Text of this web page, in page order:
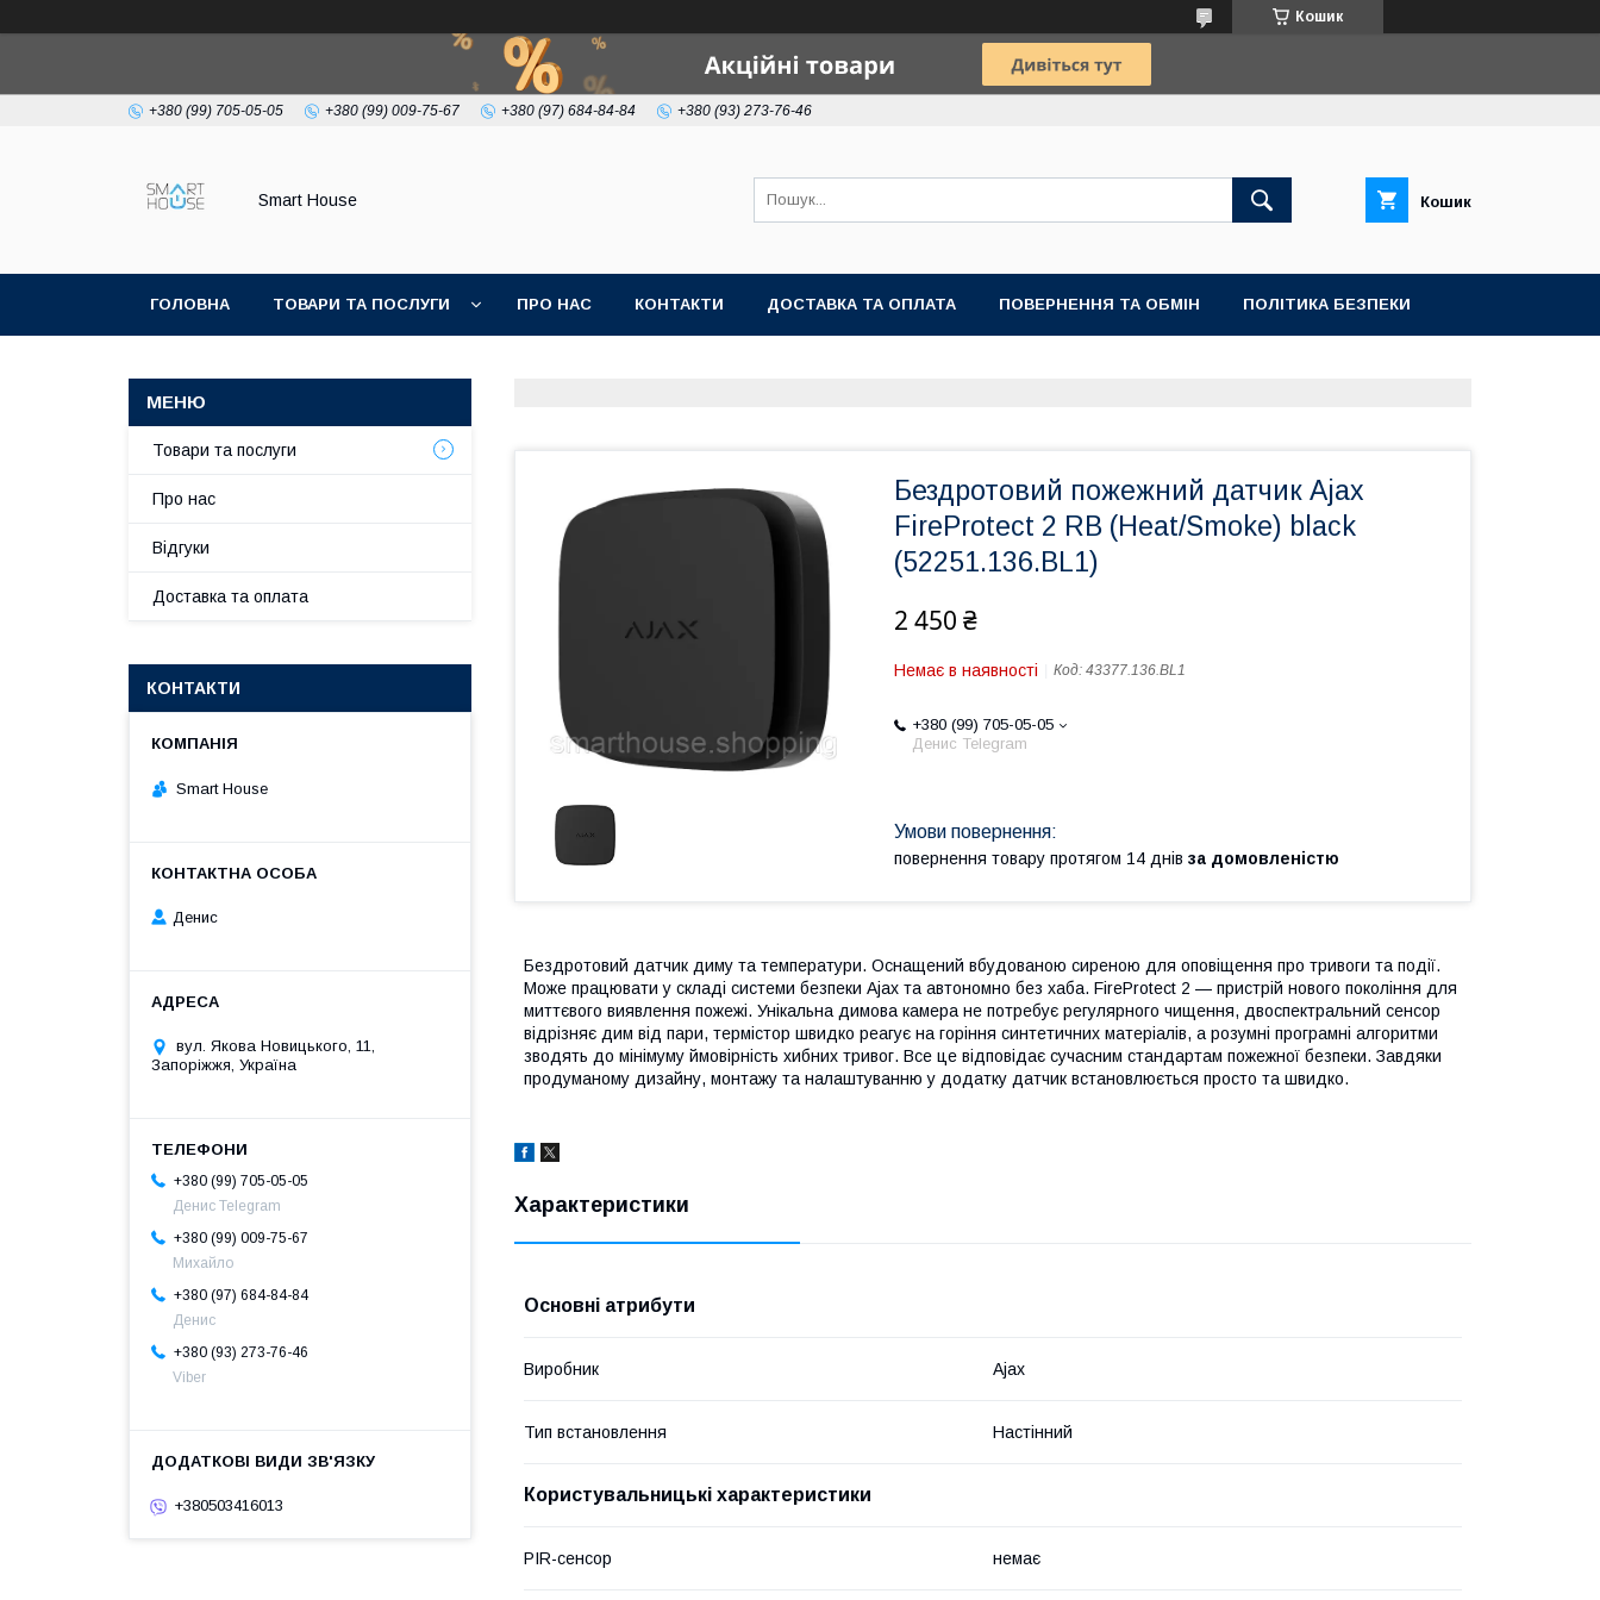
Кошик
+380 (99) 705-05-05 +380 (99) 009-75-67 +380 (97) 684-84-84 +380 (93) 273-76-46
Smart House Кошик
ГОЛОВНА ТОВАРИ ТА ПОСЛУГИ ПРО НАС КОНТАКТИ ДОСТАВКА ТА ОПЛАТА ПОВЕРНЕННЯ ТА ОБМІН ПОЛІТИКА БЕЗПЕКИ
Бездротовий пожежний датчик Ajax
FireProtect 2 RB (Heat/Smoke) black
(52251.136.BL1)
2 450 ₴
Немає в наявності Код: 43377.136.BL1
+380 (99) 705-05-05
Денис Telegram
повернення товару протягом 14 днів за домовленістю
Бездротовий датчик диму та температури. Оснащений вбудованою сиреною для оповіщення про тривоги та події.
Може працювати у складі системи безпеки Ajax та автономно без хаба. FireProtect 2 — пристрій нового покоління для
миттєвого виявлення пожежі. Унікальна димова камера не потребує регулярного чищення, двоспектральний сенсор
відрізняє дим від пари, термістор швидко реагує на горіння синтетичних матеріалів, а розумні програмні алгоритми
зводять до мінімуму ймовірність хибних тривог. Все це відповідає сучасним стандартам пожежної безпеки. Завдяки
продуманому дизайну, монтажу та налаштуванню у додатку датчик встановлюється просто та швидко.
Характеристики
Основні атрибути
Виробник Ajax
Тип встановлення Настінний
Користувальницькі характеристики
PIR-сенсор немає
Товари та послуги
Про нас
Відгуки
Доставка та оплата
КОНТАКТИ
Smart House
Денис
вул. Якова Новицького, 11,
Запоріжжя, Україна
+380 (99) 705-05-05
Денис Telegram
+380 (99) 009-75-67
Михайло
+380 (97) 684-84-84
Денис
+380 (93) 273-76-46
Viber
+380503416013